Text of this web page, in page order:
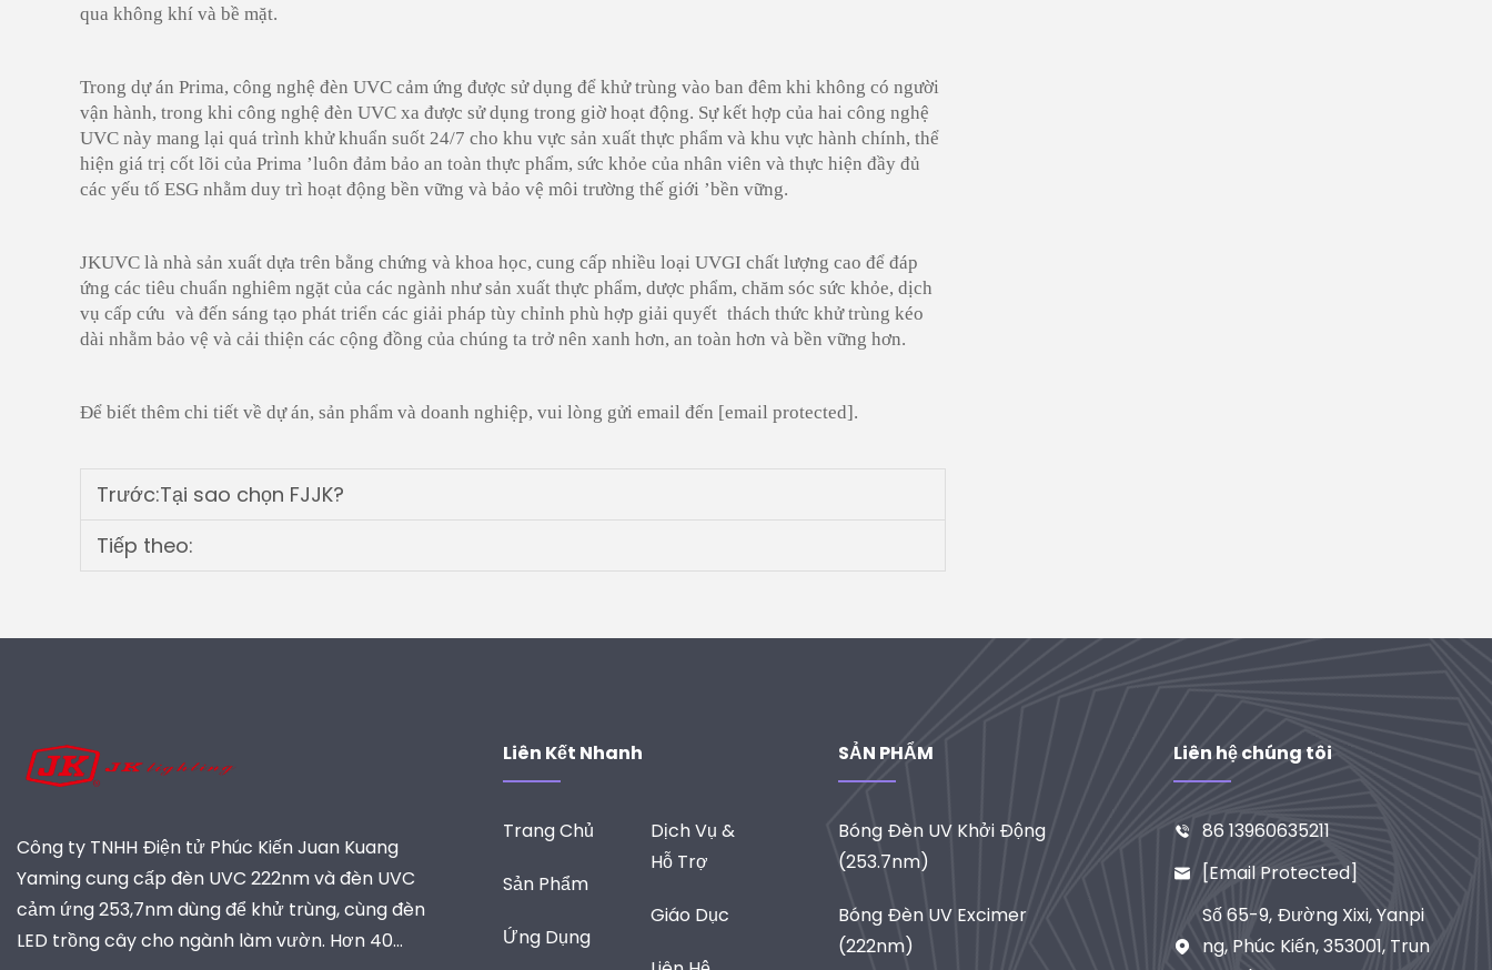
qua không khí và bề mặt.
Trong dự án Prima, công nghệ đèn UVC cảm ứng được sử dụng để khử trùng vào ban đêm khi không có người
vận hành, trong khi công nghệ đèn UVC xa được sử dụng trong giờ hoạt động. Sự kết hợp của hai công nghệ
UVC này mang lại quá trình khử khuẩn suốt 24/7 cho khu vực sản xuất thực phẩm và khu vực hành chính, thể
hiện giá trị cốt lõi của Prima ’luôn đảm bảo an toàn thực phẩm, sức khỏe của nhân viên và thực hiện đầy đủ
các yếu tố ESG nhằm duy trì hoạt động bền vững và bảo vệ môi trường thế giới ’bền vững.
JKUVC là nhà sản xuất dựa trên bằng chứng và khoa học, cung cấp nhiều loại UVGI chất lượng cao để đáp
ứng các tiêu chuẩn nghiêm ngặt của các ngành nhưsản xuất thực phẩm, dược phẩm, chăm sóc sức khỏe, dịch
vụ cấp cứu và đến sáng tạo phát triển các giải pháp tùy chỉnh phù hợp giải quyết thách thức khử trùng kéo
dài nhằm bảo vệ và cải thiện các cộng đồng của chúng ta trở nên xanh hơn, an toàn hơn và bền vững hơn.
Để biết thêm chi tiết về dự án, sản phẩm và doanh nghiệp, vui lòng gửi email đến [email protected].
Trước:Tại sao chọn FJJK?
Tiếp theo:
Công ty TNHH Điện tử Phúc Kiến Juan Kuang
Yaming cung cấp đèn UVC 222nm và đèn UVC
cảm ứng 253,7nm dùng để khử trùng, cùng đèn
LED trồng cây cho ngành làm vườn. Hơn 40
Liên Kết Nhanh
Trang Chủ
Sản Phẩm
Ứng Dụng
Dịch Vụ &
Hỗ Trợ
Giáo Dục
SẢN PHẨM
Bóng Đèn UV Khởi Động
(253.7nm)
Bóng Đèn UV Excimer
(222nm)
Liên hệ chúng tôi
 86 13960635211
 [email Protected]

Số 65-9, Đường Xixi, Yanpi
Ng, Phúc Kiến, 353001, Trun